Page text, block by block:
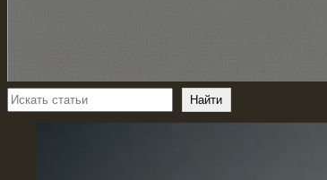
Поиск Найти